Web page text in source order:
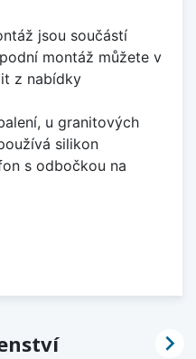
jsou součástí
montáž můžete v
z nabídky
u granitových
silikon
s odbočkou na
